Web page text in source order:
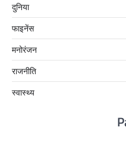
दुनिया
फाइनेंस
मनोरंजन
राजनीति
स्वास्थ्य